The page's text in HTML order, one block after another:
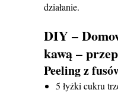
działanie.
DIY –
kawą –
Peeling z
5 łyżki cukru